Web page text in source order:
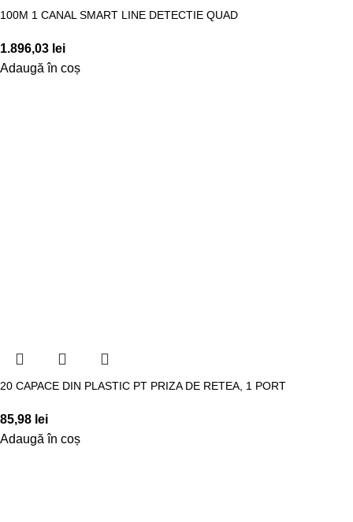
100M 1 CANAL SMART LINE DETECTIE QUAD
1.896,03 lei
Adaugă în coș
20 CAPACE DIN PLASTIC PT PRIZA DE RETEA, 1 PORT
85,98 lei
Adaugă în coș